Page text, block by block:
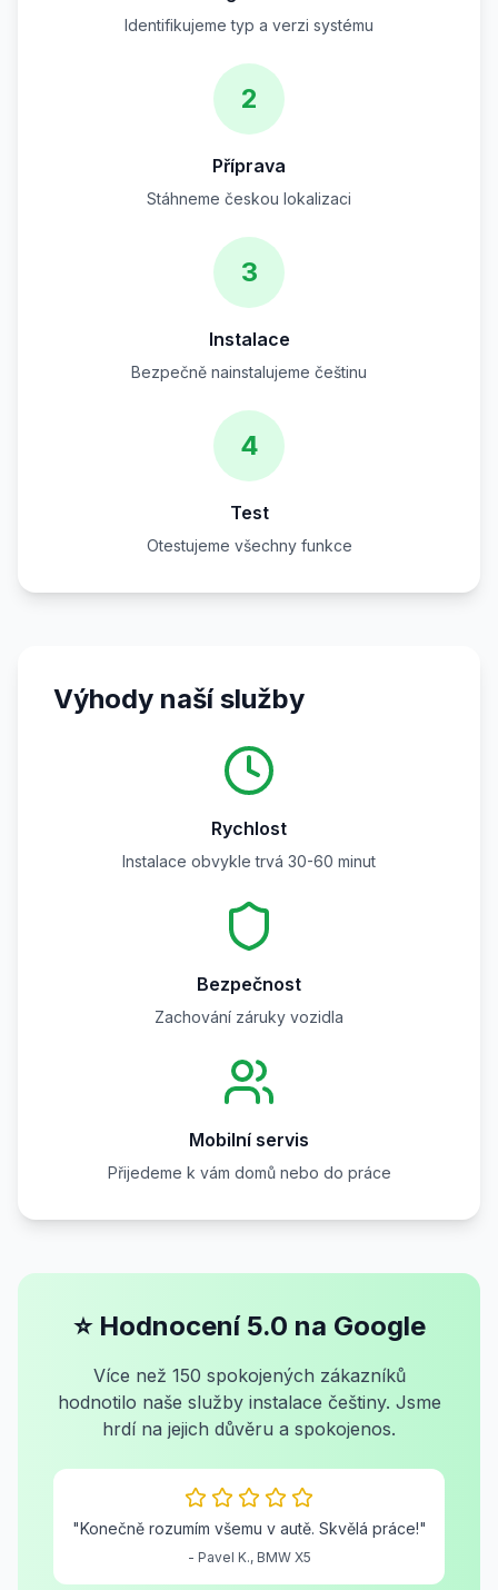
Identifikujeme typ a verzi systému
2
Příprava
Stáhneme českou lokalizaci
3
Instalace
Bezpečně nainstalujeme češtinu
4
Test
Otestujeme všechny funkce
Výhody naší služby
Rychlost
Instalace obvykle trvá 30-60 minut
Bezpečnost
Zachování záruky vozidla
Mobilní servis
Přijedeme k vám domů nebo do práce
⭐ Hodnocení 5.0 na Google
Více než 150 spokojených zákazníků
hodnotilo naše služby instalace češtiny. Jsme
hrdí na jejich důvěru a spokojenos.
"Konečně rozumím všemu v autě. Skvělá práce!"
- Pavel K., BMW X5